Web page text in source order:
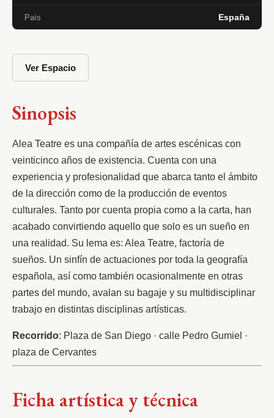
Ver Espacio
Sinopsis
Alea Teatre es una compañía de artes escénicas con
veinticinco años de existencia. Cuenta con una
experiencia y profesionalidad que abarca tanto el ámbito
de la dirección como de la producción de eventos
culturales. Tanto por cuenta propia como a la carta, han
acabado convirtiendo aquello que solo es un sueño en
una realidad. Su lema es: Alea Teatre, factoría de
sueños. Un sinfín de actuaciones por toda la geografía
española, así como también ocasionalmente en otras
partes del mundo, avalan su bagaje y su multidisciplinar
trabajo en distintas disciplinas artísticas.
Recorrido: Plaza de San Diego · calle Pedro Gumiel ·
plaza de Cervantes
Ficha artística y técnica
País España